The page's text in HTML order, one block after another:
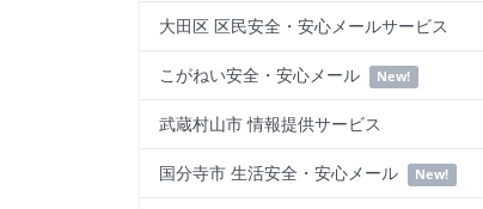
大田区 区民安全・安心メールサービス
こがねい安全・安心メール New!
武蔵村山市 情報提供サービス
国分寺市 生活安全・安心メール New!